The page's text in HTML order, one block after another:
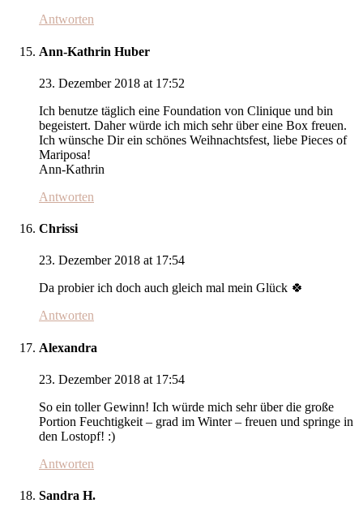
Antworten
Ann-Kathrin Huber
23. Dezember 2018 at 17:52
Ich benutze täglich eine Foundation von Clinique und bin
begeistert. Daher würde ich mich sehr über eine Box freuen.
Ich wünsche Dir ein schönes Weihnachtsfest, liebe Pieces of
Mariposa!
Ann-Kathrin
Antworten
Chrissi
23. Dezember 2018 at 17:54
Da probier ich doch auch gleich mal mein Glück 🍀
Antworten
Alexandra
23. Dezember 2018 at 17:54
So ein toller Gewinn! Ich würde mich sehr über die große
Portion Feuchtigkeit – grad im Winter – freuen und springe in
den Lostopf! :)
Antworten
Sandra H.